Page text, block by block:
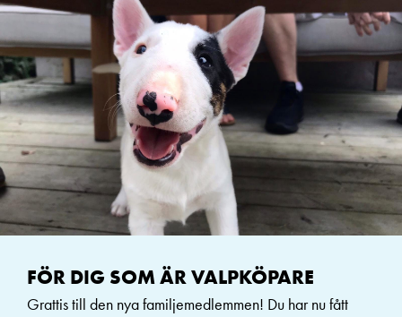
FÖR DIG SOM ÄR VALPKÖPARE
Grattis till den nya familjemedlemmen! Du har nu fått